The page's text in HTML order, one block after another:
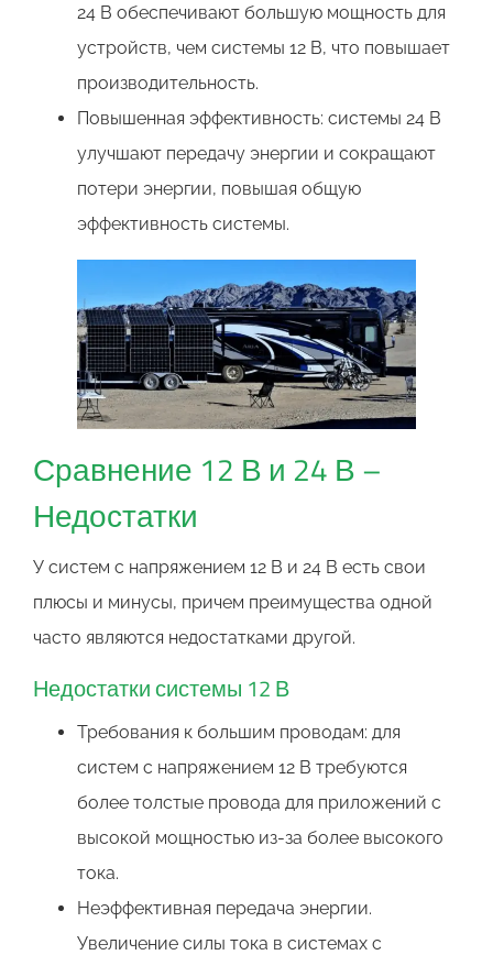
24 В обеспечивают большую мощность для
устройств, чем системы 12 В, что повышает
производительность.
Повышенная эффективность: системы 24 В
улучшают передачу энергии и сокращают
потери энергии, повышая общую
эффективность системы.
Сравнение 12 В и 24 В –
Недостатки
У систем с напряжением 12 В и 24 В есть свои
плюсы и минусы, причем преимущества одной
часто являются недостатками другой.
Недостатки системы 12 В
Требования к большим проводам: для
систем с напряжением 12 В требуются
более толстые провода для приложений с
высокой мощностью из-за более высокого
тока.
Неэффективная передача энергии.
Увеличение силы тока в системах с